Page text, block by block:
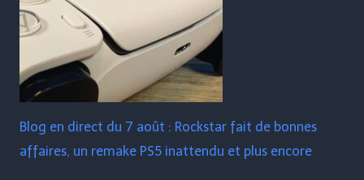
Blog en direct du 7 août : Rockstar fait de bonnes
affaires, un remake PS5 inattendu et plus encore